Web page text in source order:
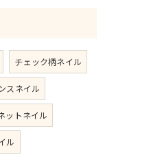
チェック柄ネイル
スネイル
ットネイル
ル